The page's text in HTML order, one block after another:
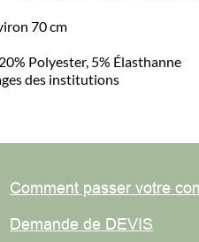
Comment passer votre
Demande de DEVIS
70 cm
Polyester, 5% Élasthanne
des institutions